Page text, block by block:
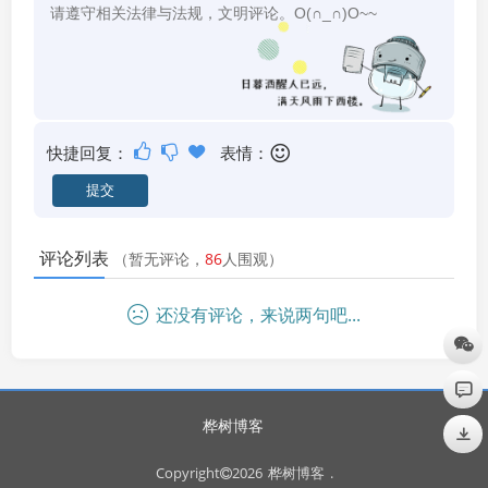
快捷回复： 表情：
评论列表 （暂无评论， 86人围观）
还没有评论，来说两句吧...
桦树博客
Copyright 2026 桦树博客 .